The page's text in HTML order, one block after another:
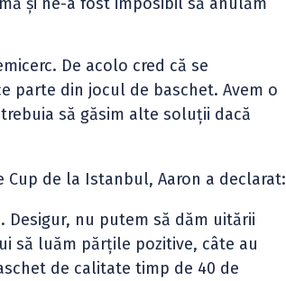
De acolo cred că se
parte din jocul de baschet. Avem o
să găsim alte soluții dacă
Cup de la Istanbul, Aaron a declarat:
Desigur, nu putem să dăm uitării
să luăm părțile pozitive, câte au
de calitate timp de 40 de